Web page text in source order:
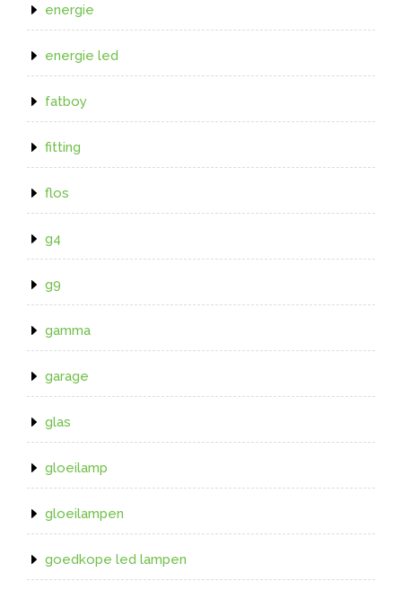
energie
energie led
fatboy
fitting
flos
g4
g9
gamma
garage
glas
gloeilamp
gloeilampen
goedkope led lampen